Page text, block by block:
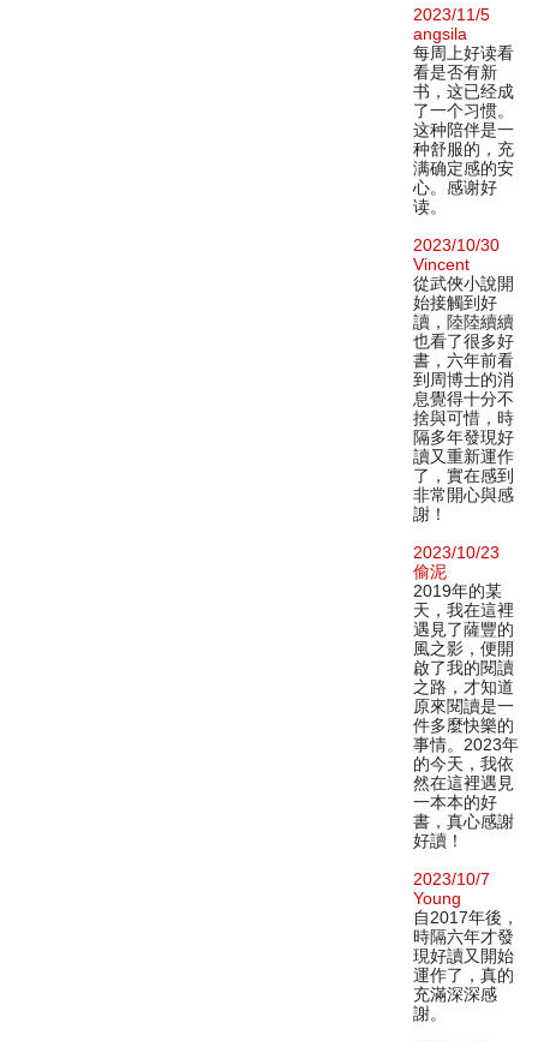
2023/11/5
angsila
每周上好读看
看是否有新
书，这已经成
了一个习惯。
这种陪伴是一
种舒服的，充
满确定感的安
心。感谢好
读。
2023/10/30
Vincent
從武俠小說開
始接觸到好
讀，陸陸續續
也看了很多好
書，六年前看
到周博士的消
息覺得十分不
捨與可惜，時
隔多年發現好
讀又重新運作
了，實在感到
非常開心與感
謝！
2023/10/23
偷泥
2019年的某
天，我在這裡
遇見了薩豐的
風之影，便開
啟了我的閱讀
之路，才知道
原來閱讀是一
件多麼快樂的
事情。2023年
的今天，我依
然在這裡遇見
一本本的好
書，真心感謝
好讀！
2023/10/7
Young
自2017年後，
時隔六年才發
現好讀又開始
運作了，真的
充滿深深感
謝。